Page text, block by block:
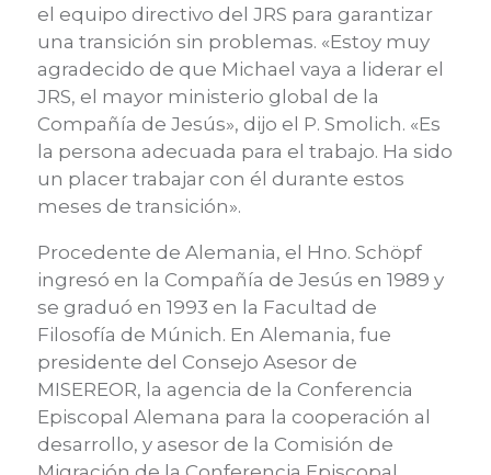
el equipo directivo del JRS para garantizar
una transición sin problemas. «Estoy muy
agradecido de que Michael vaya a liderar el
JRS, el mayor ministerio global de la
Compañía de Jesús», dijo el P. Smolich. «Es
la persona adecuada para el trabajo. Ha sido
un placer trabajar con él durante estos
meses de transición».
Procedente de Alemania, el Hno. Schöpf
ingresó en la Compañía de Jesús en 1989 y
se graduó en 1993 en la Facultad de
Filosofía de Múnich. En Alemania, fue
presidente del Consejo Asesor de
MISEREOR, la agencia de la Conferencia
Episcopal Alemana para la cooperación al
desarrollo, y asesor de la Comisión de